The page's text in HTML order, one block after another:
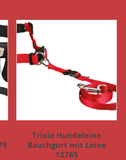
Trixie Hundeleine
Bauchgurt mit Leine
12765